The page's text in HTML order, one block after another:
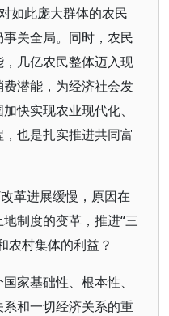
如此庞大群体的农民
关全局。同时，农民
几亿农民整体迈入现
潜能，为经济社会发
快实现农业现代化、
也是扎实推进共同富
革进展缓慢，原因在
制度的变革，推进“三
农村集体的利益？
家基础性、根本性、
和一切经济关系的重